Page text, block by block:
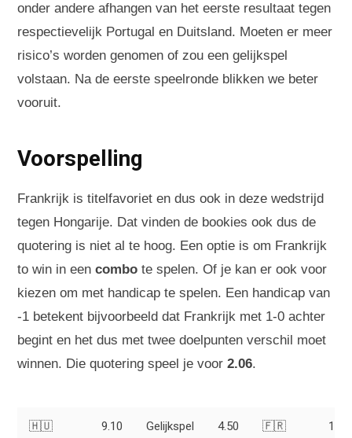
onder andere afhangen van het eerste resultaat tegen
respectievelijk Portugal en Duitsland. Moeten er meer
risico’s worden genomen of zou een gelijkspel
volstaan. Na de eerste speelronde blikken we beter
vooruit.
Voorspelling
Frankrijk is titelfavoriet en dus ook in deze wedstrijd
tegen Hongarije. Dat vinden de bookies ook dus de
quotering is niet al te hoog. Een optie is om Frankrijk
to win in een combo te spelen. Of je kan er ook voor
kiezen om met handicap te spelen. Een handicap van
-1 betekent bijvoorbeeld dat Frankrijk met 1-0 achter
begint en het dus met twee doelpunten verschil moet
winnen. Die quotering speel je voor 2.06.
🇭🇺
9.10 Gelijkspel 4.50
🇫🇷
1.39